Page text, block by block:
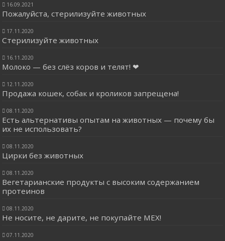
16.09.2021
Пожалуйста, стерилизуйте животных
17.11.2020
Стерилизуйте животных
16.11.2020
Молоко — без слёз коров и телят! ❤
12.11.2020
Продажа кошек, собак и кроликов запрещена!
08.11.2020
Есть альтернативы опытам на животных — почему бы
их не использовать?
08.11.2020
Цирки без животных
08.11.2020
Вегетарианские продукты с высоким содержанием
протеинов
08.11.2020
Не носите, не дарите, не покупайте МЕХ!
07.11.2020